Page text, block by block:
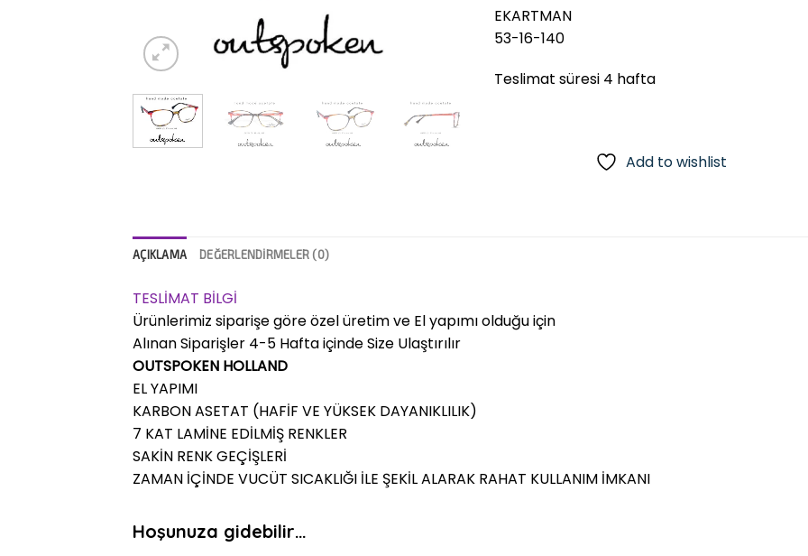
EKARTMAN
53-16-140
Teslimat süresi 4 hafta
Add to wishlist
AÇIKLAMA DEĞERLENDIRMELER (0)
TESLİMAT BİLGİ
Ürünlerimiz siparişe göre özel üretim ve El yapımı olduğu için
Alınan Siparişler 4-5 Hafta içinde Size Ulaştırılır
OUTSPOKEN HOLLAND
EL YAPIMI
KARBON ASETAT (HAFİF VE YÜKSEK DAYANIKLILIK)
7 KAT LAMİNE EDİLMİŞ RENKLER
SAKİN RENK GEÇİŞLERİ
ZAMAN İÇİNDE VUCÜT SICAKLIĞI İLE ŞEKİL ALARAK RAHAT KULLANIM İMKANI
Hoşunuza gidebilir…